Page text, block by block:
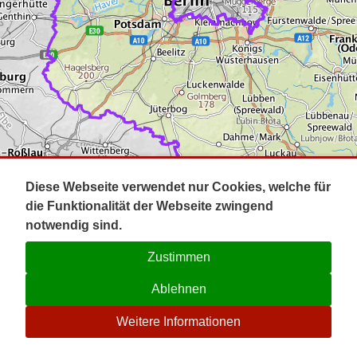
Impressum
Kontakt
☉
Diese Webseite verwendet nur Cookies, welche für
die Funktionalität der Webseite zwingend
notwendig sind.
Zustimmen
Ablehnen
Weitere Informationen